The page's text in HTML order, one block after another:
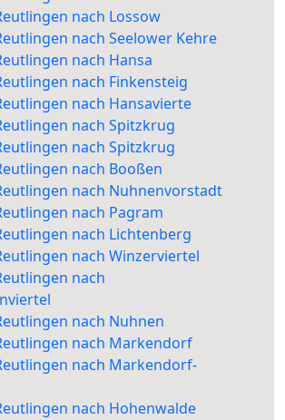
nach Lossow
nach Seelower Kehre
nach Hansa
nach Finkensteig
nach Hansavierte
nach Spitzkrug
nach Spitzkrug
nach Booßen
nach Nuhnenvorstadt
nach Pagram
nach Lichtenberg
nach Winzerviertel
nach
nach Nuhnen
nach Markendorf
nach Markendorf-
nach Hohenwalde